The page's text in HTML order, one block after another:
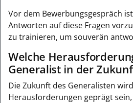
Vor dem Bewerbungsgespräch
Antworten auf diese Fragen
zu trainieren, um souverän
Welche
Generalist in der
Die Zukunft des Generalisten
Herausforderungen geprägt